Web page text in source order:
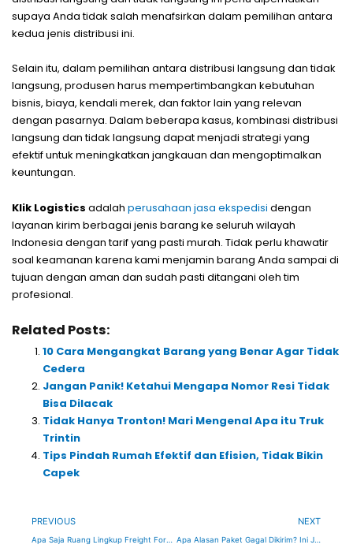
supaya Anda tidak salah menafsirkan dalam pemilihan antara
kedua jenis distribusi ini.
Selain itu, dalam pemilihan antara distribusi langsung dan tidak
langsung, produsen harus mempertimbangkan kebutuhan
bisnis, biaya, kendali merek, dan faktor lain yang relevan
dengan pasarnya. Dalam beberapa kasus, kombinasi distribusi
langsung dan tidak langsung dapat menjadi strategi yang
efektif untuk meningkatkan jangkauan dan mengoptimalkan
keuntungan.
Klik Logistics adalah perusahaan jasa ekspedisi dengan
layanan kirim berbagai jenis barang ke seluruh wilayah
Indonesia dengan tarif yang pasti murah. Tidak perlu khawatir
soal keamanan karena kami menjamin barang Anda sampai di
tujuan dengan aman dan sudah pasti ditangani oleh tim
profesional.
Related Posts:
10 Cara Mengangkat Barang yang Benar Agar Tidak
Cedera
Jangan Panik! Ketahui Mengapa Nomor Resi Tidak
Bisa Dilacak
Tidak Hanya Tronton! Mari Mengenal Apa itu Truk
Trintin
Tips Pindah Rumah Efektif dan Efisien, Tidak Bikin
Capek
Prev
PREVIOUS
Apa Saja Ruang Lingkup Freight Forwarding? Ini Jawabannya
NEXT
Apa Alasan Paket Gagal Dikirim? Ini Jawabannya!